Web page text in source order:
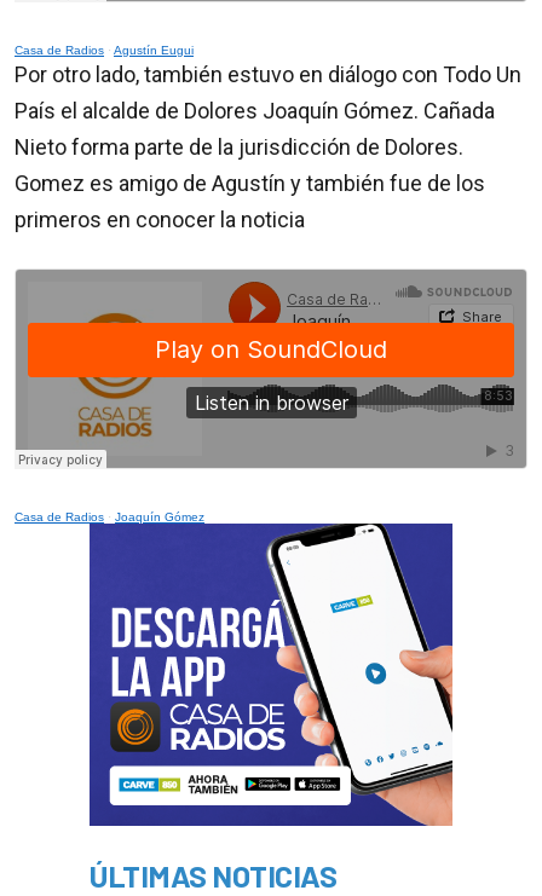
Casa de Radios · Agustín Eugui
Por otro lado, también estuvo en diálogo con Todo Un
País el alcalde de Dolores Joaquín Gómez. Cañada
Nieto forma parte de la jurisdicción de Dolores.
Gomez es amigo de Agustín y también fue de los
primeros en conocer la noticia
Casa de Radios · Joaquín Gómez
ÚLTIMAS NOTICIAS